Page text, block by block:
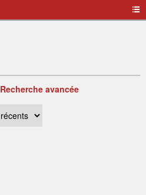
Recherche avancée